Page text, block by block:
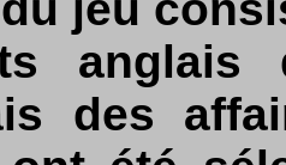
anglais
des